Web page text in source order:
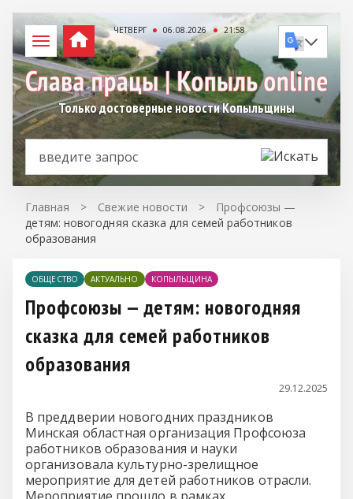
ЧЕТВЕРГ 06.08.2026 21:58
Только достоверные новости Копыльщины
Главная > Свежие новости >
Профсоюзы —
детям: новогодняя сказка для семей работников
образования
ОБЩЕСТВО АКТУАЛЬНО КОПЫЛЬЩИНА
Профсоюзы — детям: новогодняя
сказка для семей работников
образования
29.12.2025
В преддверии новогодних праздников
Минская областная организация Профсоюза
работников образования и науки
организовала культурно-зрелищное
мероприятие для детей работников отрасли.